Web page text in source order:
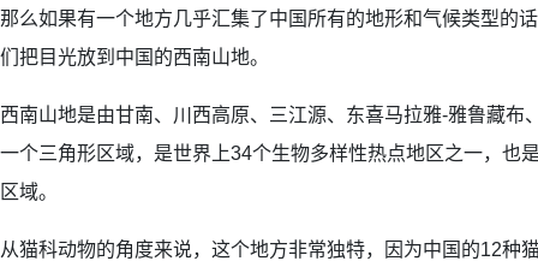
那么如果有一个地方几乎汇集了中国所有的地形和气候类型的
们把目光放到中国的西南山地。
西南山地是由甘南、川西高原、三江源、东喜马拉雅-雅鲁藏布
一个三角形区域，是世界上34个生物多样性热点地区之一，也
区域。
从猫科动物的角度来说，这个地方非常独特，因为中国的12种